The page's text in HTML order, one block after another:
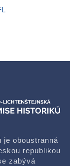
oboustranná
republikou
zabývá